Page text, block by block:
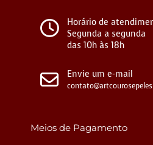
Horário de
Segunda a segunda
das 10h às 18h
Envie um e-mail
Meios de Pagamento